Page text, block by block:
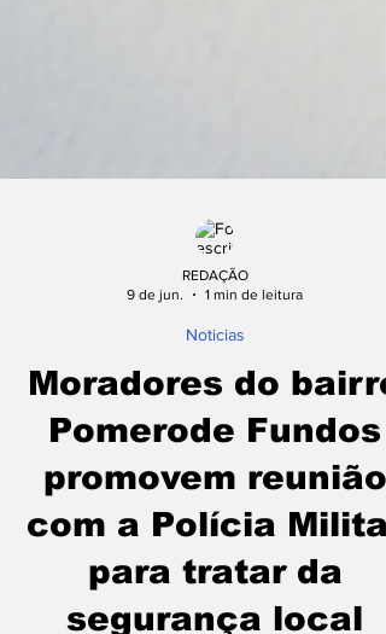
1 min de leitura
Noticias
Moradores do bairro
Pomerode Fundos
promovem reunião
com a Polícia Militar
para tratar da